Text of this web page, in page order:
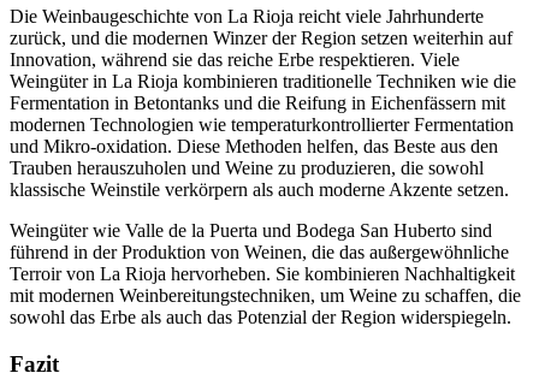
Die Weinbaugeschichte von La Rioja reicht viele Jahrhunderte
zurück, und die modernen Winzer der Region setzen weiterhin auf
Innovation, während sie das reiche Erbe respektieren. Viele
Weingüter in La Rioja kombinieren traditionelle Techniken wie die
Fermentation in Betontanks und die Reifung in Eichenfässern mit
modernen Technologien wie temperaturkontrollierter Fermentation
und Mikro-oxidation. Diese Methoden helfen, das Beste aus den
Trauben herauszuholen und Weine zu produzieren, die sowohl
klassische Weinstile verkörpern als auch moderne Akzente setzen.
Weingüter wie Valle de la Puerta und Bodega San Huberto sind
führend in der Produktion von Weinen, die das außergewöhnliche
Terroir von La Rioja hervorheben. Sie kombinieren Nachhaltigkeit
mit modernen Weinbereitungstechniken, um Weine zu schaffen, die
sowohl das Erbe als auch das Potenzial der Region widerspiegeln.
Fazit